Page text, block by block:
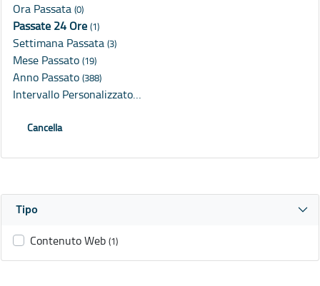
Ora Passata (0)
Passate 24 Ore (1)
Settimana Passata (3)
Mese Passato (19)
Anno Passato (388)
Intervallo Personalizzato…
Cancella
Tipo
Contenuto Web (1)